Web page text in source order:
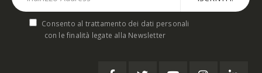
Consento al trattamento dei dati personali
con le finalità legate alla Newsletter